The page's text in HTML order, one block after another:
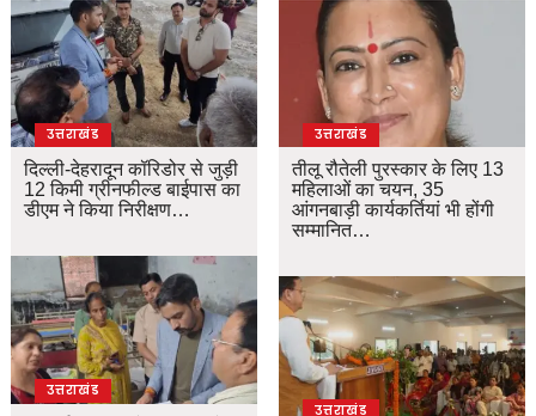
उत्तराखंड
दिल्ली-देहरादून कॉरिडोर से जुड़ी
12 किमी ग्रीनफील्ड बाईपास का
डीएम ने किया निरीक्षण…
उत्तराखंड
उत्तराखंड
तीलू रौतेली पुरस्कार के लिए 13
महिलाओं का चयन, 35
आंगनबाड़ी कार्यकर्तियां भी होंगी
सम्मानित…
उत्तराखंड